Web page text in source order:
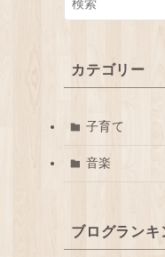
カテゴリー
子育て
音楽
ブログランキ